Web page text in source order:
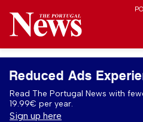
Reduced Ads
Read The Portugal News with
19.99€ per year.
Sign up here